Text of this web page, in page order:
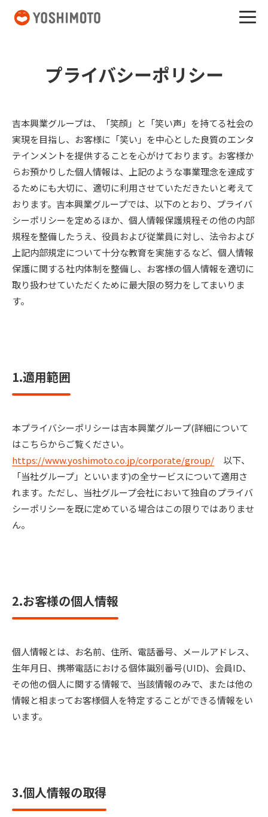
プライバシーポリシー
吉本興業グループは、「笑顔」と「笑い声」を持てる社会の
実現を目指し、お客様に「笑い」を中心とした良質のエンタ
テインメントを提供することを心がけております。お客様か
らお預かりした個人情報は、上記のような事業理念を達成す
るためにも大切に、適切に利用させていただきたいと考えて
おります。吉本興業グループでは、以下のとおり、プライバ
シーポリシーを定めるほか、個人情報保護規程その他の内部
規程を整備したうえ、役員および従業員に対し、法令および
上記内部規定について十分な教育を実施するなど、個人情報
保護に関する社内体制を整備し、お客様の個人情報を適切に
取り扱わせていただくために最大限の努力をしてまいりま
す。
1.適用範囲
本プライバシーポリシーは吉本興業グループ(詳細について
はこちらからご覧ください。
https://www.yoshimoto.co.jp/corporate/group/ 以下、
「当社グループ」といいます)の全サービスについて適用さ
れます。ただし、当社グループ会社において独自のプライバ
シーポリシーを既に定めている場合はこの限りではありませ
ん。
2.お客様の個人情報
個人情報とは、お名前、住所、電話番号、メールアドレス、
生年月日、携帯電話における個体識別番号(UID)、会員ID、
その他の個人に関する情報で、当該情報のみで、または他の
情報と相まってお客様個人を特定することができる情報をい
います。
3.個人情報の取得